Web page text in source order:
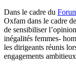
Dans le cadre du
Oxfam dans le cadre
de sensibiliser
inégalités femmes-
les dirigeants réunis
engagements